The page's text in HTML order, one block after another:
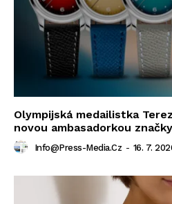
Olympijská medailistka
novou ambasadorkou
Info@press-Media.cz - 16. 7.